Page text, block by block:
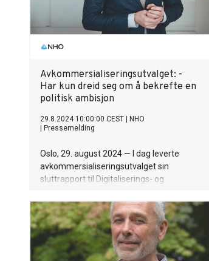
Avkommersialiseringsutvalget: -
Har kun dreid seg om å bekrefte en
politisk ambisjon
29.8.2024 10:00:00 CEST
NHO
Pressemelding
Oslo, 29. august 2024 — I dag leverte
avkommersialiseringsutvalget sin
sluttrapport til Digitaliserings- og
utvalget har hatt et utelukkende politisk
mandat, og leverer en faglig analyse som
er ubalansert og lite objektiv. Utvalget
kommer med kraftige motforestillinger
mot private, bygget på svært mangelfulle